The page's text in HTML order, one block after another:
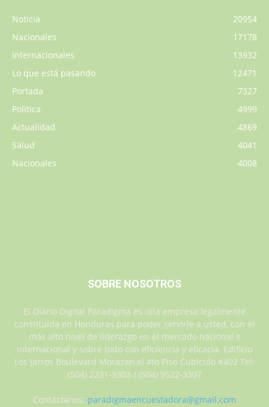
Noticia
20954
Nacionales
17178
Internacionales
13932
Lo que está pasando
12471
Portada
7327
Política
4999
Actualidad
4869
Salud
4041
Nacionales
4008
SOBRE NOSOTROS
El Diario Digital Paradigma es una empresa legalmente
constituida en Honduras para poder servirle a usted, con el
más alto nivel de liderazgo en el mercado nacional e
internacional y sobre todo con eficiencia y eficacia. Edificio
Los Jarros Boulevard Morazan el 4to Piso Cubiculo #402 Tel:
(504) 2231-3303 / (504) 9522-3307
Contáctanos: paradigmaencuestadora@gmail.com